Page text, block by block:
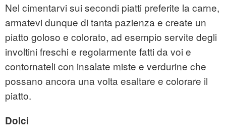
Nel cimentarvi sui secondi piatti preferite la carne,
armatevi dunque di tanta pazienza e create un
piatto goloso e colorato, ad esempio servite degli
involtini freschi e regolarmente fatti da voi e
contornateli con insalate miste e verdurine che
possano ancora una volta esaltare e colorare il
piatto.
Dolci